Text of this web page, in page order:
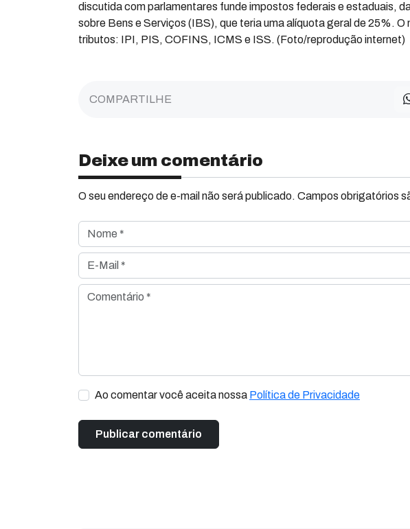
discutida com parlamentares funde impostos federais e estaduais,
sobre Bens e Serviços (IBS), que teria uma alíquota geral de 25%. O
tributos: IPI, PIS, COFINS, ICMS e ISS. (Foto/reprodução internet)
COMPARTILHE
Deixe um comentário
O seu endereço de e-mail não será publicado. Campos obrigatórios
Nome *
E-Mail *
Comentário *
Ao comentar você aceita nossa Política de Privacidade